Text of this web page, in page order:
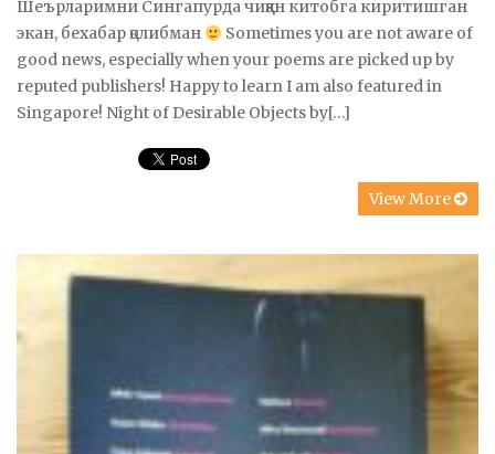
Шеърларимни Сингапурда чиққан китобга киритишган
экан, бехабар қолибман
Sometimes you are not aware of
good news, especially when your poems are picked up by
reputed publishers! Happy to learn I am also featured in
Singapore! Night of Desirable Objects by[…]
View More